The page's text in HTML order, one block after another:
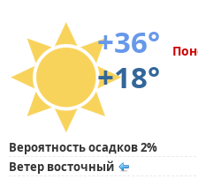
+36°
+18°
Вероятность осадков 2%
Ветер восточный